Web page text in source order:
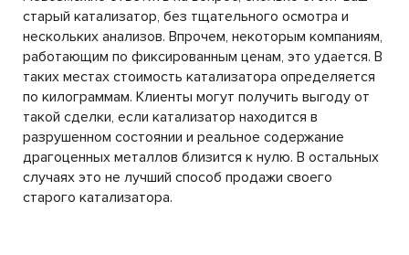
старый катализатор, без тщательного осмотра и
нескольких анализов. Впрочем, некоторым компаниям,
работающим по фиксированным ценам, это удается. В
таких местах стоимость катализатора определяется
по килограммам. Клиенты могут получить выгоду от
такой сделки, если катализатор находится в
разрушенном состоянии и реальное содержание
драгоценных металлов близится к нулю. В остальных
случаях это не лучший способ продажи своего
старого катализатора.